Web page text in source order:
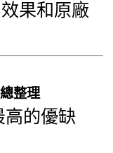
果和原廠
整理
高的優缺